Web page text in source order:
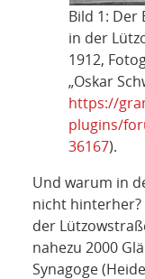
Bild 1: Der
in der
1912,
„Oskar
https://
plugins/
36167).
Und warum in
nicht hinterher?
der
nahezu 2000
Synagoge